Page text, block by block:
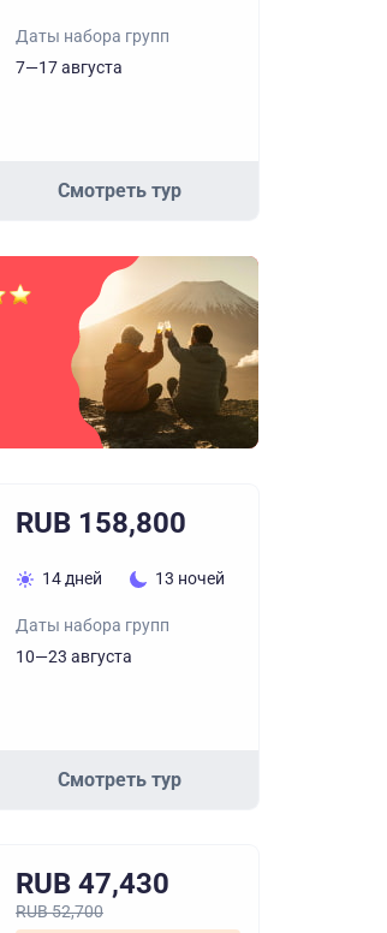
Даты набора групп
7—17 августа
Смотреть тур
RUB 158,800
14 дней 13 ночей
Даты набора групп
10—23 августа
Смотреть тур
RUB 47,430
RUB 52,700